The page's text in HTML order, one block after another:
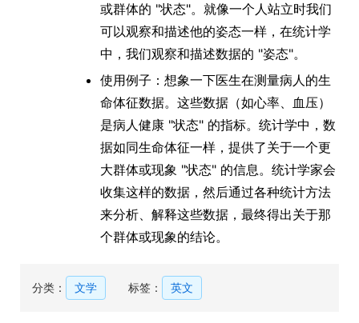
或群体的 "状态"。就像一个人站立时我们
可以观察和描述他的姿态一样，在统计学
中，我们观察和描述数据的 "姿态"。
使用例子：想象一下医生在测量病人的生
命体征数据。这些数据（如心率、血压）
是病人健康 "状态" 的指标。统计学中，数
据如同生命体征一样，提供了关于一个更
大群体或现象 "状态" 的信息。统计学家会
收集这样的数据，然后通过各种统计方法
来分析、解释这些数据，最终得出关于那
个群体或现象的结论。
分类： 文学 标签： 英文